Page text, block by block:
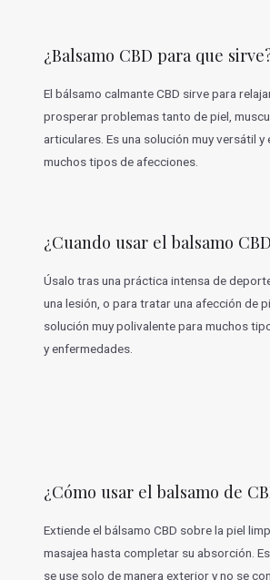
i
o
e
s
¿Balsamo CBD para que
El bálsamo calmante CBD sirve para
prosperar problemas tanto de piel,
articulares. Es una solución muy versátil y
muchos tipos de afecciones.
¿Cuando usar el balsamo
Úsalo tras una práctica intensa de
una lesión, o para tratar una afección de
solución muy polivalente para muchos
y enfermedades.
¿Cómo usar el balsamo de
Extiende el bálsamo CBD sobre la piel
masajea hasta completar su absorción.
se use solo de manera exterior y no se